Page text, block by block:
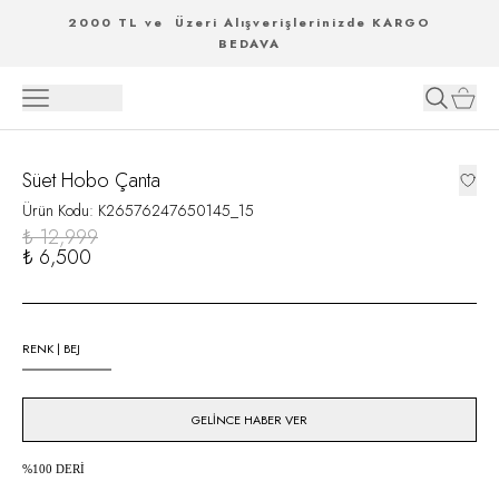
2000 TL ve Üzeri Alışverişlerinizde KARGO
BEDAVA
Süet Hobo Çanta
Ürün Kodu: K26576247650145_15
₺ 12,999
₺ 6,500
RENK | BEJ
GELINCE HABER VER
%100 DERİ